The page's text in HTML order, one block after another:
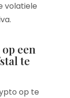
volatiele
een
te
op te